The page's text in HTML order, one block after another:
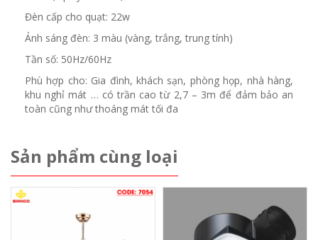
Đèn cấp cho quạt: 22w
Ánh sáng đèn: 3 màu (vàng, trắng, trung tính)
Tần số: 50Hz/60Hz
Phù hợp cho: Gia đình, khách sạn, phòng họp, nhà hàng,
khu nghỉ mát … có trần cao từ 2,7 – 3m để đảm bảo an
toàn cũng như thoáng mát tối đa
Sản phẩm cùng loại